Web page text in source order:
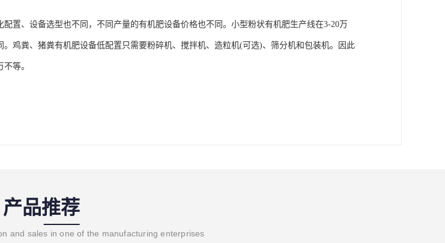
置、设备选型也不同，不同产量的有机肥设备价格也不同。小型粉状有机肥生产线在3-20万
鸡粪、猪粪有机肥设备低配置只需要粉碎机、搅拌机、造粒机(可选)、筛分机和包装机。因此
等。
产品推荐
and sales in one of the manufacturing enterprises